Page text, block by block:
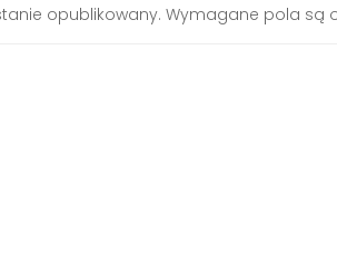
opublikowany. Wymagane pola są